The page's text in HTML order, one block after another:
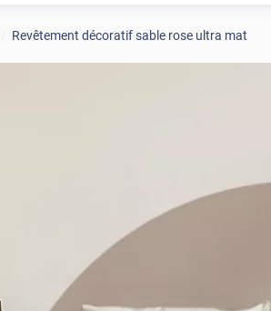
Revêtement décoratif sable rose ultra mat